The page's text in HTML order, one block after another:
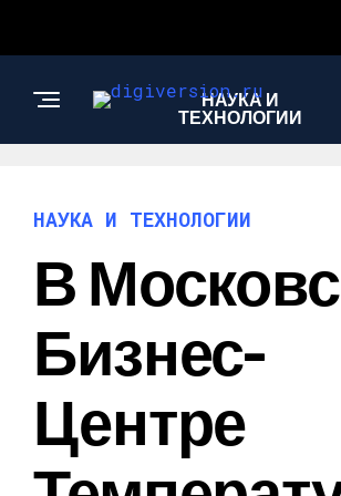
НАУКА И
ТЕХНОЛОГИИ
НАУКА И ТЕХНОЛОГИИ
В
Бизнес-
Центре